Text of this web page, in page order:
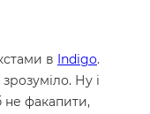
в Indigo.
Ну і
не факапити,